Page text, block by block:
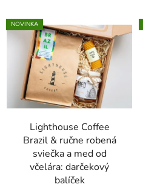
NOVINKA
Lighthouse Coffee
Brazil & ručne robená
sviečka a med od
včelára: darčekový
balíček